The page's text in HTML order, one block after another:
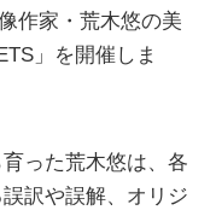
作家・荒木悠の美
」を開催しま
った荒木悠は、各
訳や誤解、オリジ